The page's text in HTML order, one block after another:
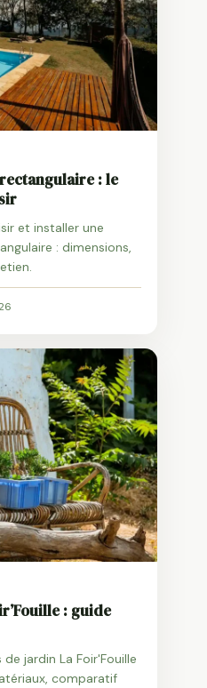
: le
et installer une
: dimensions,
: guide
jardin La Foir'Fouille
comparatif